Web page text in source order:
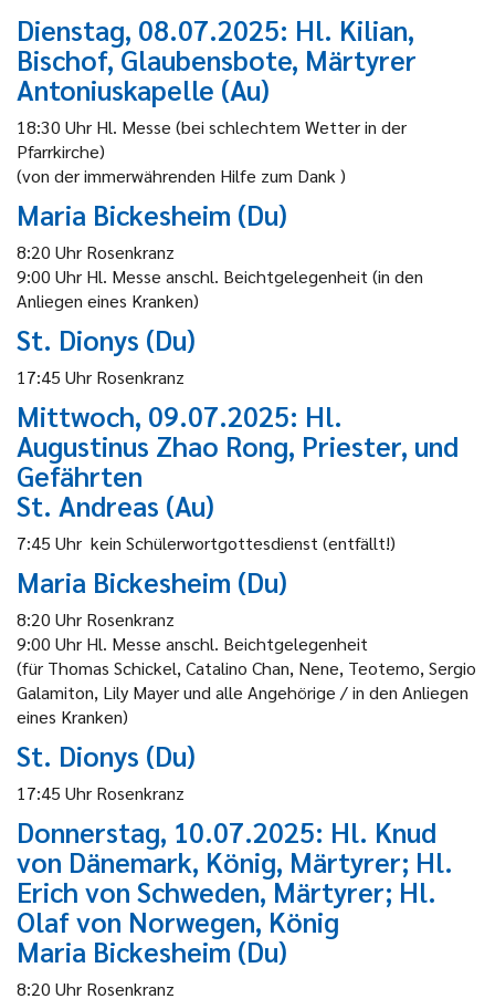
Dienstag, 08.07.2025: Hl. Kilian,
Bischof, Glaubensbote, Märtyrer
Antoniuskapelle (Au)
18:30 Uhr Hl. Messe (bei schlechtem Wetter in der
Pfarrkirche)
(von der immerwährenden Hilfe zum Dank )
Maria Bickesheim (Du)
8:20 Uhr Rosenkranz
9:00 Uhr Hl. Messe anschl. Beichtgelegenheit (in den
Anliegen eines Kranken)
St. Dionys (Du)
17:45 Uhr Rosenkranz
Mittwoch, 09.07.2025: Hl.
Augustinus Zhao Rong, Priester, und
Gefährten
St. Andreas (Au)
7:45 Uhr kein Schülerwortgottesdienst (entfällt!)
Maria Bickesheim (Du)
8:20 Uhr Rosenkranz
9:00 Uhr Hl. Messe anschl. Beichtgelegenheit
(für Thomas Schickel, Catalino Chan, Nene, Teotemo, Sergio
Galamiton, Lily Mayer und alle Angehörige / in den Anliegen
eines Kranken)
St. Dionys (Du)
17:45 Uhr Rosenkranz
Donnerstag, 10.07.2025: Hl. Knud
von Dänemark, König, Märtyrer; Hl.
Erich von Schweden, Märtyrer; Hl.
Olaf von Norwegen, König
Maria Bickesheim (Du)
8:20 Uhr Rosenkranz